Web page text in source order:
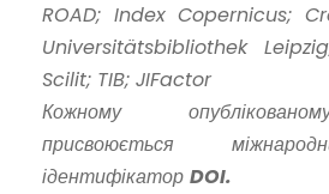
ROAD; Index Copernicus;
Universitätsbibliothek
Scilit; TIB; JIFactor
Кожному
присвоюється
ідентифікатор DOI.